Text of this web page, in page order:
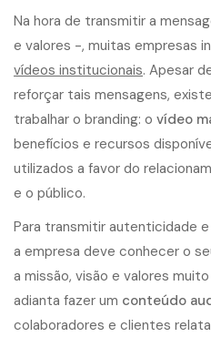
Na hora de transmitir a
e valores -, muitas empresas
vídeos institucionais. Apesar
reforçar tais mensagens,
trabalhar o branding: o vídeo
benefícios e recursos
utilizados a favor do
e o público.
Para transmitir autenticidade
a empresa deve conhecer o
a missão, visão e valores
adianta fazer um conteúdo
colaboradores e clientes